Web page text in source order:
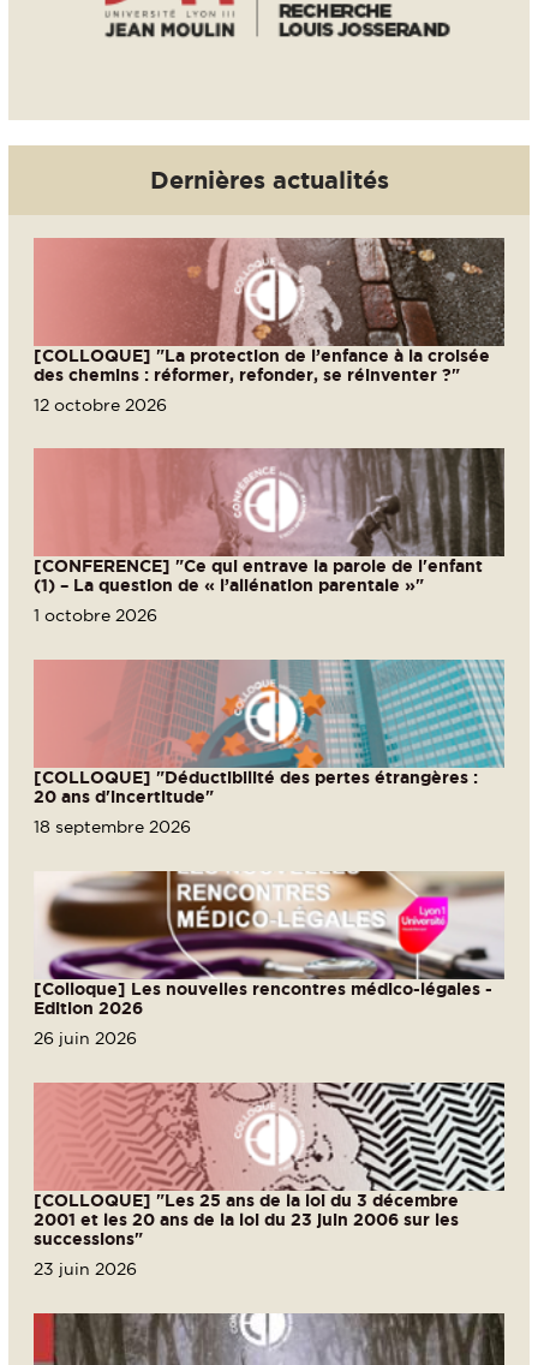
Dernières actualités
[COLLOQUE] "La protection de l’enfance à la croisée
des chemins : réformer, refonder, se réinventer ?"
12 octobre 2026
[CONFERENCE] "Ce qui entrave la parole de l'enfant
(1) – La question de « l’aliénation parentale »"
1 octobre 2026
[COLLOQUE] "Déductibilité des pertes étrangères :
20 ans d'incertitude"
18 septembre 2026
[Colloque] Les nouvelles rencontres médico-légales -
Edition 2026
26 juin 2026
[COLLOQUE] "Les 25 ans de la loi du 3 décembre
2001 et les 20 ans de la loi du 23 juin 2006 sur les
successions"
23 juin 2026